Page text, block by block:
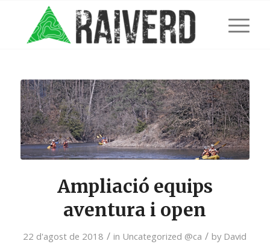
Ampliació equips
aventura i open
22 d'agost de 2018 / in Uncategorized @ca / by David